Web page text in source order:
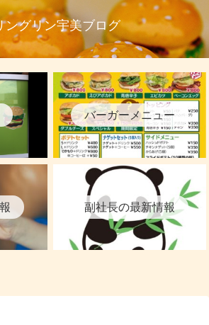
ングリン宇美ブログ
バーガーメニュー
副社長の最新情報